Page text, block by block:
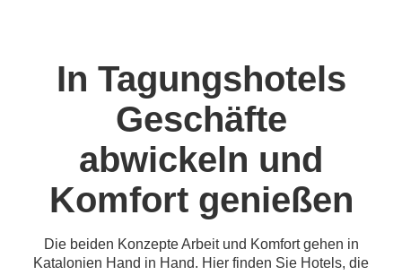
In Tagungshotels
Geschäfte
abwickeln und
Komfort genießen
Die beiden Konzepte Arbeit und Komfort gehen in
Katalonien Hand in Hand. Hier finden Sie Hotels, die